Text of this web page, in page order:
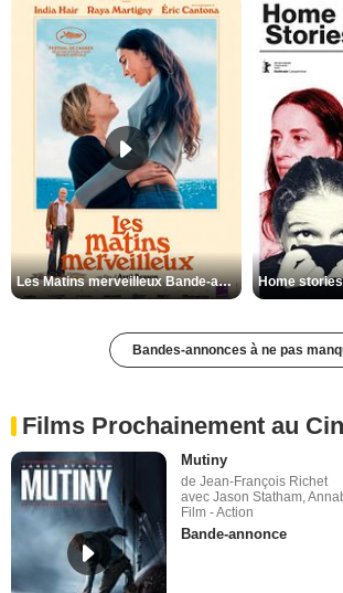
Les Matins merveilleux Bande-annonce VF
Bandes-annonces à ne pas
Films Prochainement au
Mutiny
de Jean-François Richet
avec Jason Statham,
Film - Action
Bande-annonce